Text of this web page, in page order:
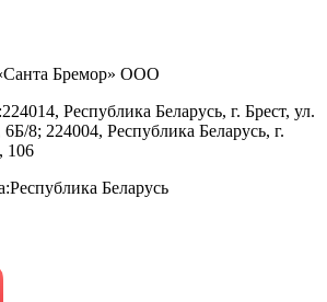
Бремор» ООО
224014, Республика Беларусь, г. Брест, ул.
8; 224004, Республика Беларусь, г.
106
Республика Беларусь